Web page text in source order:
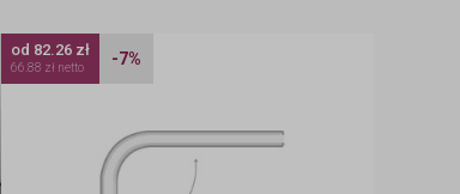
od 82.26 zł
66.88 zł netto -7%